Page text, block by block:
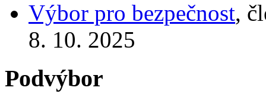
Výbor pro bezpečnost,
8. 10. 2025
Podvýbor